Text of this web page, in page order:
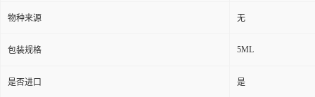
物种来源 无
包装规格 5ML
是否进口 是